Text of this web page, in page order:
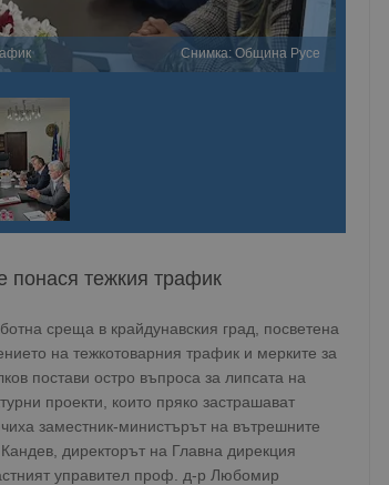
Снимка: Община Русе
понася тежкия трафик
среща в крайдунавския град, посветена
на тежкотоварния трафик и мерките за
постави остро въпроса за липсата на
проекти, които пряко застрашават
заместник-министърът на вътрешните
директорът на Главна дирекция
управител проф. д-р Любомир